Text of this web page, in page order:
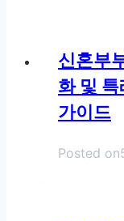
신혼부
화 및
가이드
Posted on